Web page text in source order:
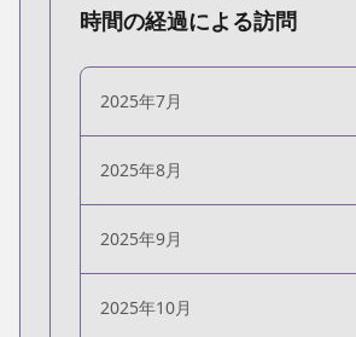
時間の経過による訪問
2025年7月
2025年8月
2025年9月
2025年10月